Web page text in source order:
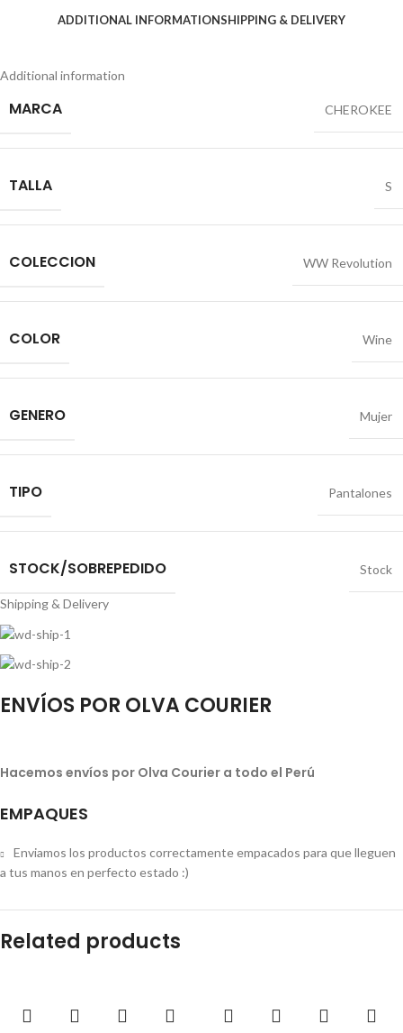
ADDITIONAL INFORMATIONSHIPPING & DELIVERY
Additional information
MARCA CHEROKEE
TALLA S
COLECCION WW Revolution
COLOR Wine
GENERO Mujer
TIPO Pantalones
STOCK/SOBREPEDIDO Stock
Shipping & Delivery
ENVÍOS POR OLVA COURIER
Hacemos envíos por Olva Courier a todo el Perú
EMPAQUES
Enviamos los productos correctamente empacados para que lleguen
a tus manos en perfecto estado :)
Related products